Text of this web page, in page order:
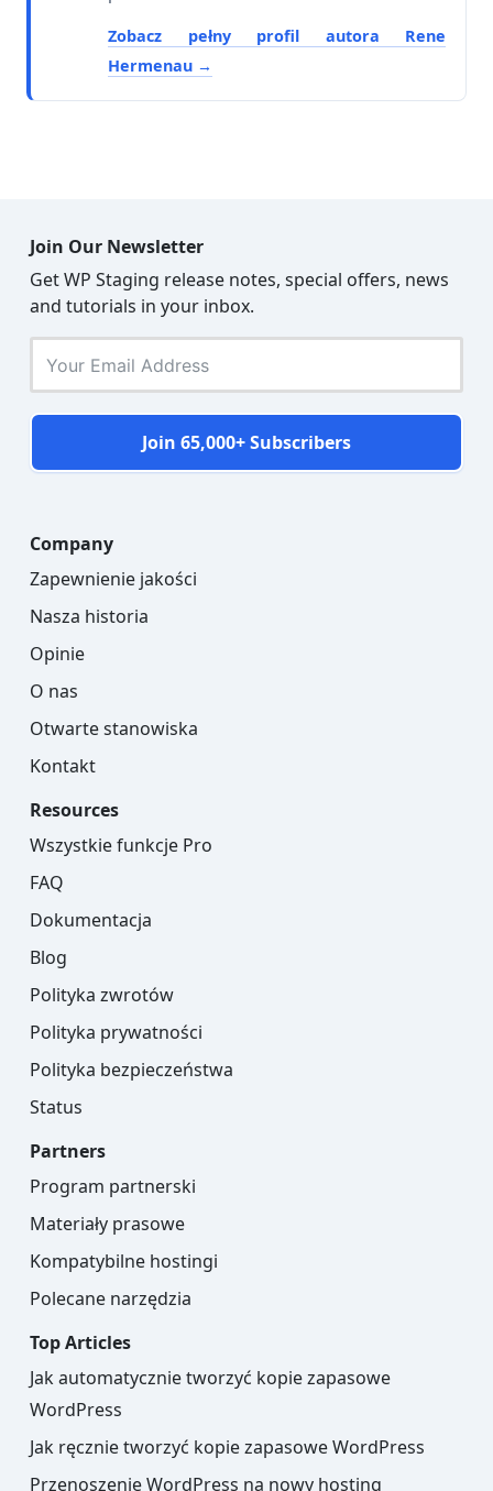
Zobacz pełny profil autora Rene
Hermenau
Join Our Newsletter
Get WP Staging release notes, special offers, news
and tutorials in your inbox.
Join 65,000+ Subscribers
Company
Zapewnienie jakości
Nasza historia
Opinie
O nas
Otwarte stanowiska
Kontakt
Resources
Wszystkie funkcje Pro
FAQ
Dokumentacja
Blog
Polityka zwrotów
Polityka prywatności
Polityka bezpieczeństwa
Status
Partners
Program partnerski
Materiały prasowe
Kompatybilne hostingi
Polecane narzędzia
Top Articles
Jak automatycznie tworzyć kopie zapasowe
WordPress
Jak ręcznie tworzyć kopie zapasowe WordPress
Przenoszenie WordPress na nowy hosting